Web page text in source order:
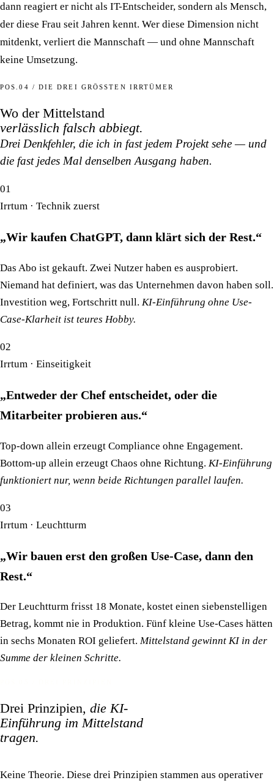
dann reagiert er nicht als IT-Entscheider, sondern als Mensch,
der diese Frau seit Jahren kennt. Wer diese Dimension nicht
mitdenkt, verliert die Mannschaft — und ohne Mannschaft
keine Umsetzung.
POS.04 / DIE DREI GRÖSSTEN IRRTÜMER
Wo der Mittelstand
verlässlich falsch abbiegt.
Drei Denkfehler, die ich in fast jedem Projekt sehe — und
die fast jedes Mal denselben Ausgang haben.
01
Irrtum · Technik zuerst
„Wir kaufen ChatGPT, dann klärt sich der Rest.“
Das Abo ist gekauft. Zwei Nutzer haben es ausprobiert.
Niemand hat definiert, was das Unternehmen davon haben soll.
Investition weg, Fortschritt null. KI-Einführung ohne Use-
Case-Klarheit ist teures Hobby.
02
Irrtum · Einseitigkeit
„Entweder der Chef entscheidet, oder die
Mitarbeiter probieren aus.“
Top-down allein erzeugt Compliance ohne Engagement.
Bottom-up allein erzeugt Chaos ohne Richtung. KI-Einführung
funktioniert nur, wenn beide Richtungen parallel laufen.
03
Irrtum · Leuchtturm
„Wir bauen erst den großen Use-Case, dann den
Rest.“
Der Leuchtturm frisst 18 Monate, kostet einen siebenstelligen
Betrag, kommt nie in Produktion. Fünf kleine Use-Cases hätten
in sechs Monaten ROI geliefert. Mittelstand gewinnt KI in der
Summe der kleinen Schritte.
Drei Prinzipien, die KI-
Einführung im Mittelstand
tragen.
Keine Theorie. Diese drei Prinzipien stammen aus operativer